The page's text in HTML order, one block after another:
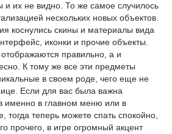
и их не видно. То же самое случилось
нескольких новых объектов.
коснулись скины и материалы вида
иконки и прочие объекты.
правильно, а и
К тому же все эти предметы
в своем роде, чего еще не
Если для вас была важна
именно в главном меню или в
теперь можете спать спокойно,
прочего, в игре огромный акцент